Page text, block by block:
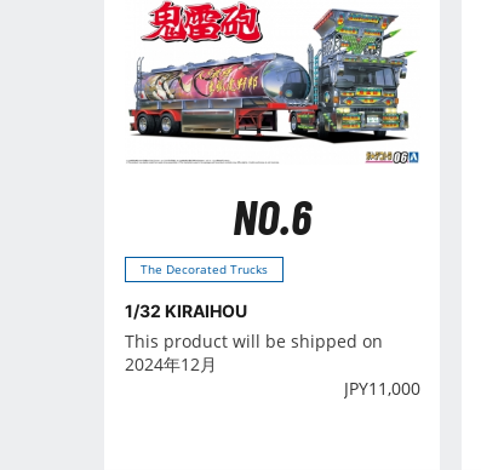
NO.6
The Decorated Trucks
1/32 KIRAIHOU
This product will be shipped on
2024年12月
JPY11,000